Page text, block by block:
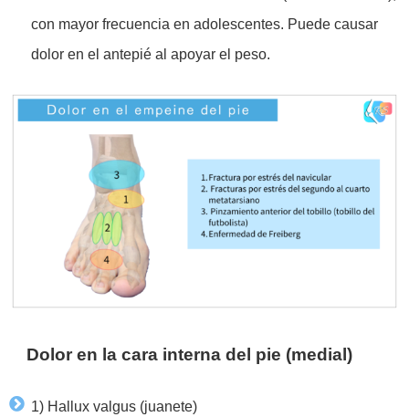
con mayor frecuencia en adolescentes. Puede causar
dolor en el antepié al apoyar el peso.
Dolor en la cara interna del pie (medial)
1) Hallux valgus (juanete)